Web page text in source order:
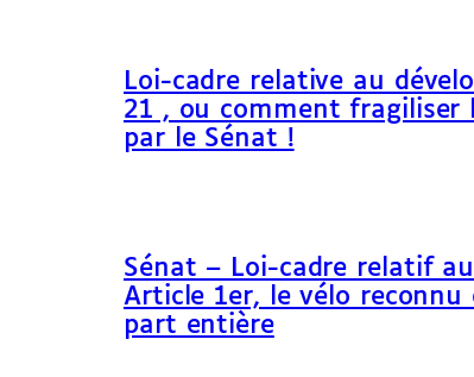
Loi-cadre relative au
21 , ou comment fragiliser
par le Sénat !
Sénat – Loi-cadre relatif
Article 1er, le vélo
part entière